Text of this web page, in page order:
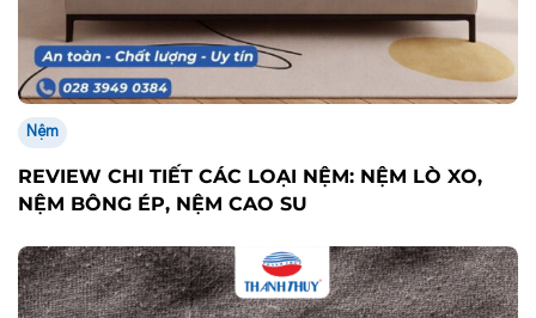
Nệm
REVIEW CHI TIẾT CÁC LOẠI NỆM: NỆM LÒ XO,
NỆM BÔNG ÉP, NỆM CAO SU